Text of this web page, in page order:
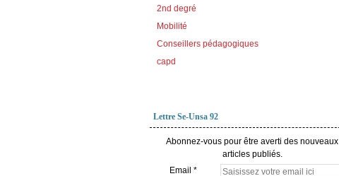
2nd degré
Mobilité
Conseillers pédagogiques
capd
Lettre Se-Unsa 92
Abonnez-vous pour être averti des nouveaux
articles publiés.
Email